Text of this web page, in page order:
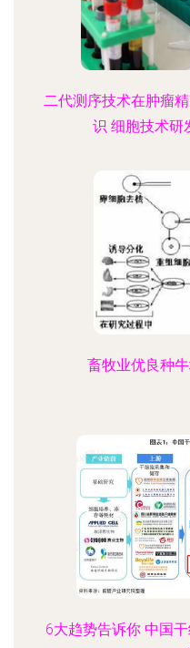
二代测序技术在肿瘤
识 细胞技术研
畜牧业优良种
6大趋势告诉你 中国